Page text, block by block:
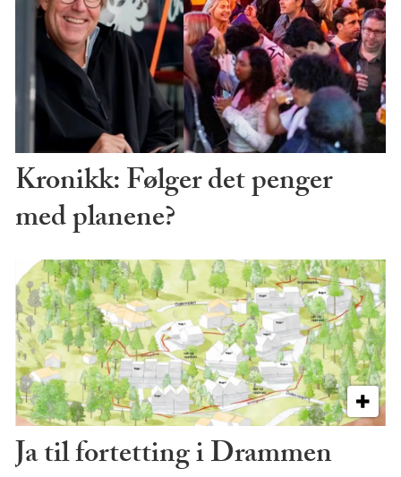
Kronikk: Følger det penger
med planene?
Ja til fortetting i Drammen